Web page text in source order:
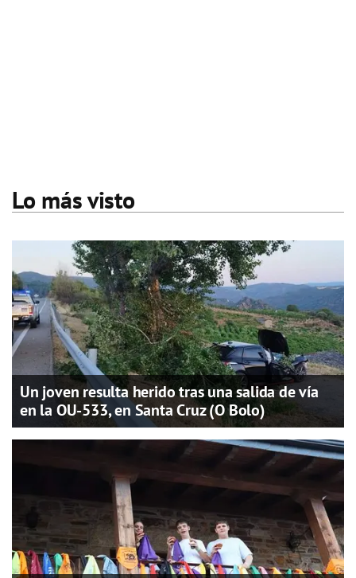
Lo más visto
Un joven resulta herido tras una salida de vía
en la OU-533, en Santa Cruz (O Bolo)